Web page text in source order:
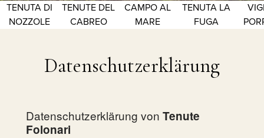
TENUTA DI
NOZZOLE
TENUTE DEL
CABREO
CAMPO AL
MARE
TENUTA LA
FUGA
Datenschutzerklärung
Datenschutzerklärung von Tenute
Folonari